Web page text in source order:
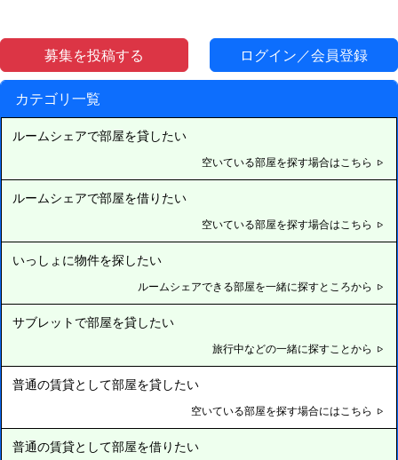
募集を投稿する ログイン／会員登録
カテゴリ一覧
ルームシェアで部屋を貸したい
空いている部屋を探す場合はこちら
ルームシェアで部屋を借りたい
空いている部屋を探す場合はこちら
いっしょに物件を探したい
ルームシェアできる部屋を一緒に探すところから
サブレットで部屋を貸したい
旅行中などの一緒に探すことから
普通の賃貸として部屋を貸したい
空いている部屋を探す場合にはこちら
普通の賃貸として部屋を借りたい